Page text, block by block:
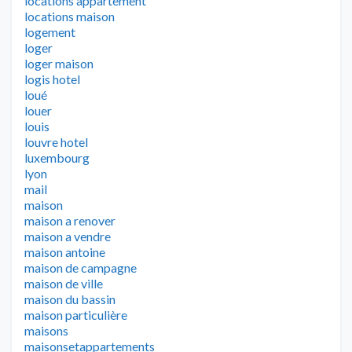
locations maison
logement
loger
loger maison
logis hotel
loué
louer
louis
louvre hotel
luxembourg
lyon
mail
maison
maison a renover
maison a vendre
maison antoine
maison de campagne
maison de ville
maison du bassin
maison particulière
maisons
maisonsetappartements